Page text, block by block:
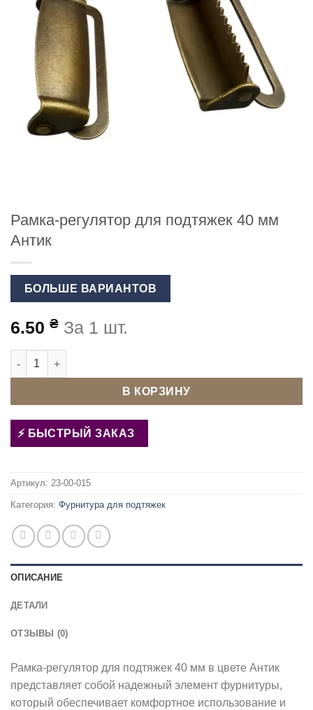
Рамка-регулятор для подтяжек 40 мм
Антик
БОЛЬШЕ ВАРИАНТОВ
6.50 ₴ За 1 шт.
Количество товара Рамка-регулятор для подтяжек 40 мм
В КОРЗИНУ
БЫСТРЫЙ ЗАКАЗ
Артикул: 23-00-015
Категория: Фурнитура для подтяжек
ОПИСАНИЕ
ДЕТАЛИ
ОТЗЫВЫ (0)
Рамка-регулятор для подтяжек 40 мм в цвете Антик
представляет собой надежный элемент фурнитуры,
который обеспечивает комфортное использование и